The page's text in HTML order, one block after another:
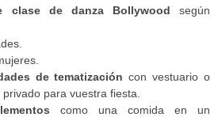
clase de danza Bollywood según
de tematización con vestuario o
para vuestra fiesta.
como una comida en un